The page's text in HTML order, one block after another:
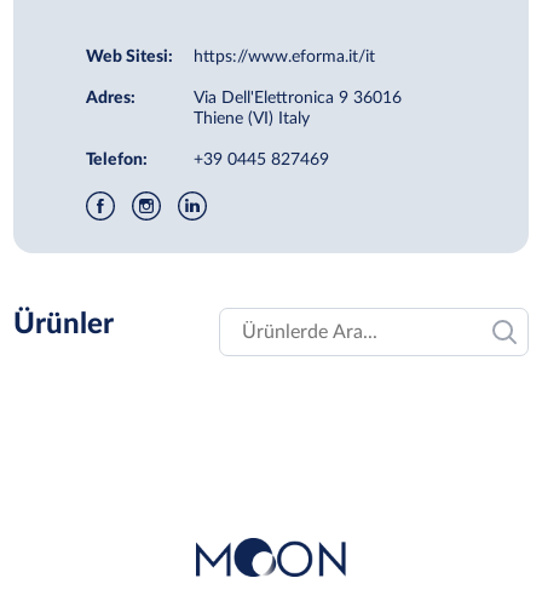
Web Sitesi: https://www.eforma.it/it
Adres:
Via Dell'Elettronica 9 36016
Thiene (VI) Italy
Telefon: +39 0445 827469
Ürünler